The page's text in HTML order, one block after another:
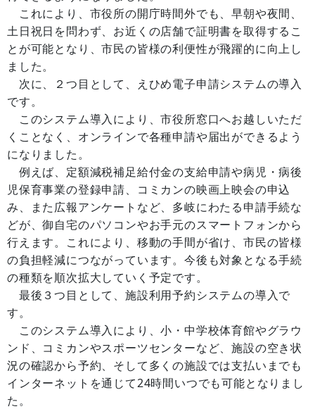
これにより、市役所の開庁時間外でも、早朝や夜間、
土日祝日を問わず、お近くの店舗で証明書を取得するこ
とが可能となり、市民の皆様の利便性が飛躍的に向上し
ました。
次に、２つ目として、えひめ電子申請システムの導入
です。
このシステム導入により、市役所窓口へお越しいただ
くことなく、オンラインで各種申請や届出ができるよう
になりました。
例えば、定額減税補足給付金の支給申請や病児・病後
児保育事業の登録申請、コミカンの映画上映会の申込
み、また広報アンケートなど、多岐にわたる申請手続な
どが、御自宅のパソコンやお手元のスマートフォンから
行えます。これにより、移動の手間が省け、市民の皆様
の負担軽減につながっています。今後も対象となる手続
の種類を順次拡大していく予定です。
最後３つ目として、施設利用予約システムの導入で
す。
このシステム導入により、小・中学校体育館やグラウ
ンド、コミカンやスポーツセンターなど、施設の空き状
況の確認から予約、そして多くの施設では支払いまでも
インターネットを通じて24時間いつでも可能となりまし
た。